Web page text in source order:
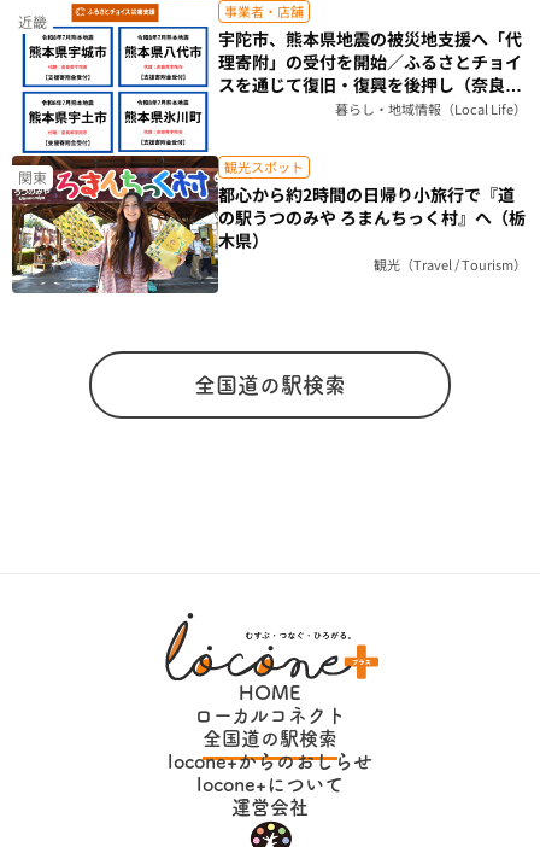
近畿 事業者・店舗
宇陀市、熊本県地震の被災地支援へ「代
理寄附」の受付を開始／ふるさとチョイ
スを通じて復旧・復興を後押し（奈良
暮らし・地域情報（Local Life）
関東 観光スポット
都心から約2時間の日帰り小旅行で『道
の駅うつのみや ろまんちっく村』へ（栃
木県）
観光（Travel / Tourism）
全国道の駅検索
HOME
ローカルコネクト
全国道の駅検索
locone+からのおしらせ
locone+について
運営会社